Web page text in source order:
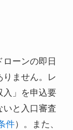
ーンの即日
ません。レ
入」を申込要
いと入口審査
件）。また、